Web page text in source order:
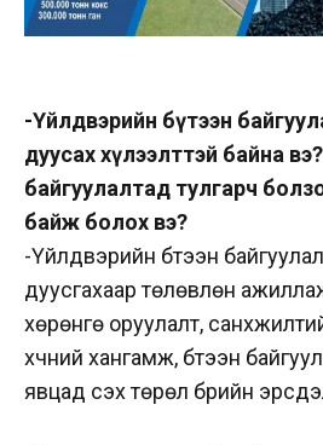
-Үйлдвэрийн бүтээн
дуусах хүлээлттэй байна
байгуулалтад тулгарч
байж болох вэ?
-Үйлдвэрийн бүтээн
дуусгахаар төлөвлөн
хөрөнгө оруулалт,
хүчний хангамж, бүтээн
явцад үүсэх төрөл бүрийн